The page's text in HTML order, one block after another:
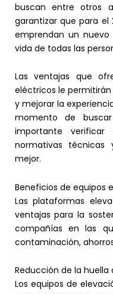
buscan entre otros
garantizar que para el
emprendan un
vida de todas las
Las ventajas que
eléctricos le
y mejorar la
momento de
importante
normativas
mejor.
Beneficios de equipos
Las plataformas
ventajas para la
compañías en las
contaminación,
Reducción de la huella
Los equipos de